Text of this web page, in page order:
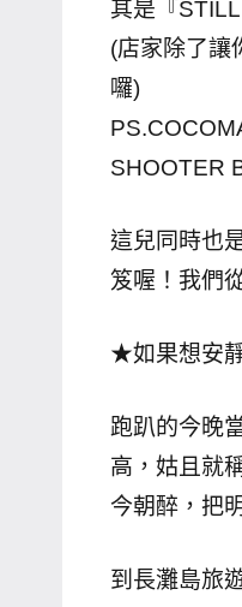
及
活
動
主
企
業
座、
落
客
及
旅
雜
其是『
(店家除了讓
囉)
SHOOTER
這兒同時也
笈喔！我們
★如果想安
跑趴的今晚
高，姑且就
今朝醉，把
到長灘島旅